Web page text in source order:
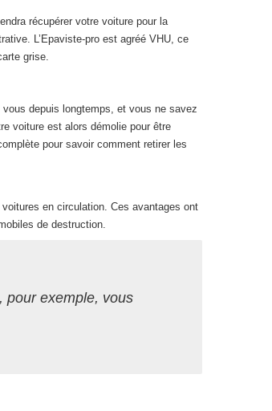
récupérer votre voiture pour la
L’Epaviste-pro est agréé VHU, ce
grise.
depuis longtemps, et vous ne savez
voiture est alors démolie pour être
pour savoir comment retirer les
en circulation. Ces avantages ont
de destruction.
pour exemple, vous